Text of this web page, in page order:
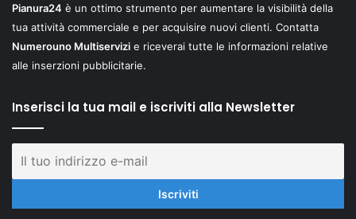
Pianura24 è un ottimo strumento per aumentare la visibilità della
tua attività commerciale e per acquisire nuovi clienti. Contatta
Numerouno Multiservizi e riceverai tutte le informazioni relative
alle inserzioni pubblicitarie.
Inserisci la tua mail e iscriviti alla Newsletter